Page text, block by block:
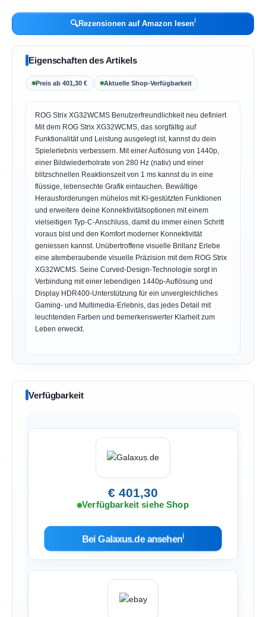
🔍Rezensionen auf Amazon lesenℹ︎
Eigenschaften des Artikels
Preis ab 401,30 € Aktuelle Shop-Verfügbarkeit
ROG Strix XG32WCMS Benutzerfreundlichkeit neu definiert
Mit dem ROG Strix XG32WCMS, das sorgfältig auf
Funktionalität und Leistung ausgelegt ist, kannst du dein
Spielerlebnis verbessern. Mit einer Auflösung von 1440p,
einer Bildwiederholrate von 280 Hz (nativ) und einer
blitzschnellen Reaktionszeit von 1 ms kannst du in eine
flüssige, lebensechte Grafik eintauchen. Bewältige
Herausforderungen mühelos mit KI-gestützten Funktionen
und erweitere deine Konnektivitätsoptionen mit einem
vielseitigen Typ-C-Anschluss, damit du immer einen Schritt
voraus bist und den Komfort moderner Konnektivität
geniessen kannst. Unübertroffene visuelle Brillanz Erlebe
eine atemberaubende visuelle Präzision mit dem ROG Strix
XG32WCMS. Seine Curved-Design-Technologie sorgt in
Verbindung mit einer lebendigen 1440p-Auflösung und
Display HDR400-Unterstützung für ein unvergleichliches
Gaming- und Multimedia-Erlebnis, das jedes Detail mit
leuchtenden Farben und bemerkenswerter Klarheit zum
Leben erweckt.
Verfügbarkeit
€ 401,30
Verfügbarkeit siehe Shop
Bei Galaxus.de ansehenℹ︎